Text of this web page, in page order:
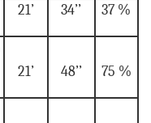
21’ 34’’ 37 %
21’ 48’’ 75 %